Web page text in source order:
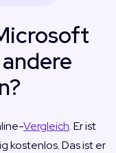
Vergleich. Er ist
kostenlos. Das ist er